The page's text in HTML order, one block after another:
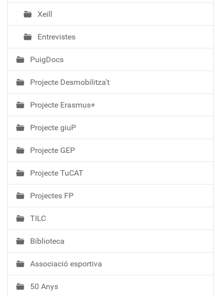
Xeill
Entrevistes
PuigDocs
Projecte Desmobilitza't
Projecte Erasmus+
Projecte giuP
Projecte GEP
Projecte TuCAT
Projectes FP
TILC
Biblioteca
Associació esportiva
50 Anys